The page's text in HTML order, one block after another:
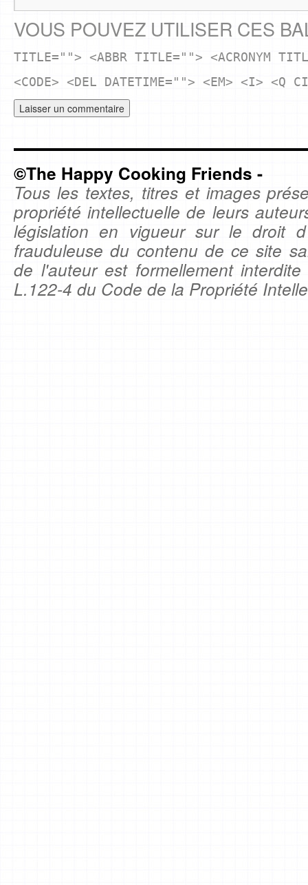
VOUS POUVEZ UTILISER CES
TITLE=""> <ABBR TITLE=""> <ACRONYM
<CODE> <DEL DATETIME=""> <EM> <I> <Q
©The Happy Cooking Friends -
Tous les textes, titres et images
propriété intellectuelle de leurs
législation en vigueur sur le droit
frauduleuse du contenu de ce site
de l'auteur est formellement
L.122-4 du Code de la Propriété